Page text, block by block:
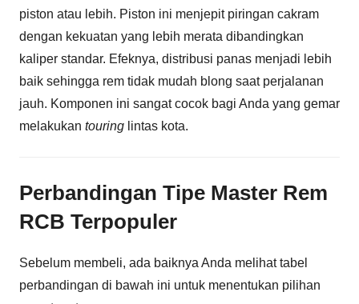
piston atau lebih. Piston ini menjepit piringan cakram
dengan kekuatan yang lebih merata dibandingkan
kaliper standar. Efeknya, distribusi panas menjadi lebih
baik sehingga rem tidak mudah blong saat perjalanan
jauh. Komponen ini sangat cocok bagi Anda yang gemar
melakukan touring lintas kota.
Perbandingan Tipe Master Rem
RCB Terpopuler
Sebelum membeli, ada baiknya Anda melihat tabel
perbandingan di bawah ini untuk menentukan pilihan